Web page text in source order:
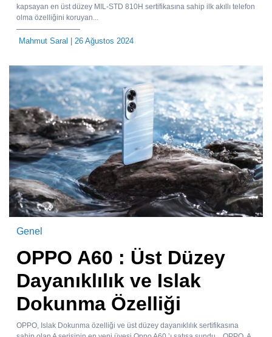
kapsayan en üst düzey MIL-STD 810H sertifikasına sahip ilk akıllı telefon
olma özelliğini koruyan...
Mahmut Saral | 26 Ağustos 2024
Genel
OPPO A60 : Üst Düzey
Dayanıklılık ve Islak
Dokunma Özelliği
OPPO, Islak Dokunma özelliği ve üst düzey dayanıklılık sertifikasına